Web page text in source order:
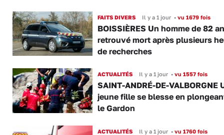
FAITS DIVERS Il y a 1 jour •vu 1679 fois
BOISSIÈRES Un homme de 82
retrouvé mort après plusieurs
de recherches
ACTUALITÉS Il y a 1 jour •vu 1557 fois
SAINT-ANDRÉ-DE-VALBORGNE
jeune fille se blesse en
le Gardon
ACTUALITÉS Il y a 1 jour •vu 1760 fois